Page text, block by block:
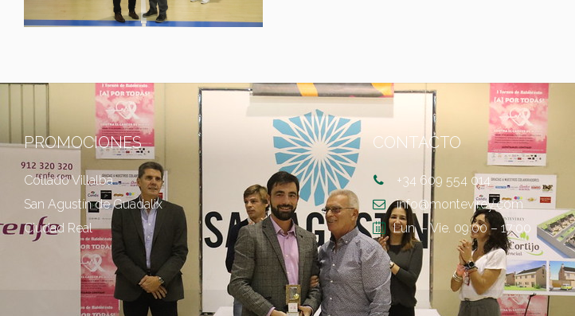
PROMOCIONES
Collado Villalba
San Agustín de Guadalix
Ciudad Real
CONTACTO
+34 609 554 014
info@montevirey.com
Lun. – Vie. 09:00 – 17:00